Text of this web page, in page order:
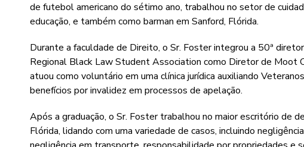
de futebol americano do sétimo ano, trabalhou no setor de
educação, e também como barman em Sanford, Flórida.
Durante a faculdade de Direito, o Sr. Foster integrou a 50ª
Regional Black Law Student Association como Diretor de Moot
atuou como voluntário em uma clínica jurídica auxiliando
benefícios por invalidez em processos de apelação.
Após a graduação, o Sr. Foster trabalhou no maior escritório de
Flórida, lidando com uma variedade de casos, incluindo